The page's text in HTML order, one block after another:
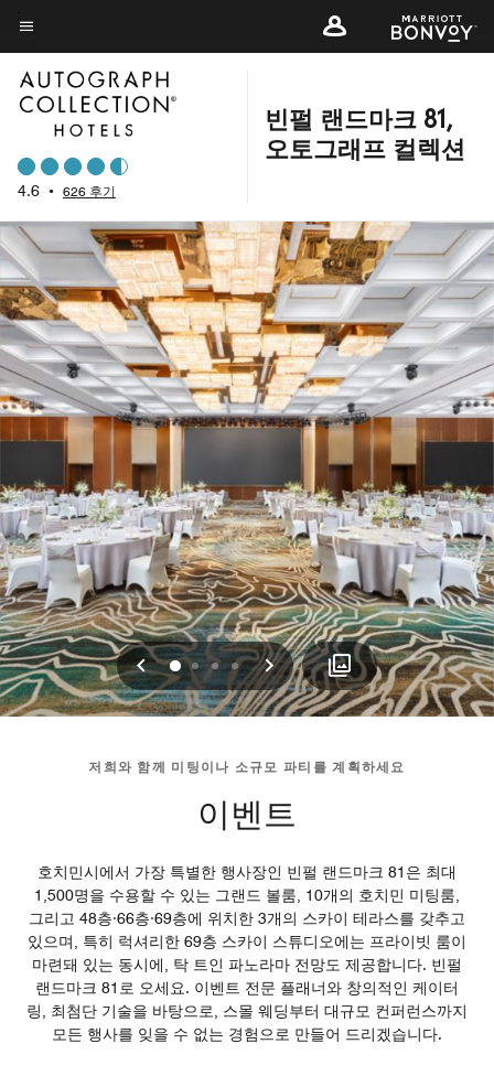
Skip
to
main
content
메뉴 텍스트
4.6 • 626 후기
빈펄 랜드마크 81,
오토그래프 컬렉션
이전
012 3 다음
저희와 함께 미팅이나 소규모 파티를 계획하세요
이벤트
호치민시에서 가장 특별한 행사장인 빈펄 랜드마크 81은 최대
1,500명을 수용할 수 있는 그랜드 볼룸, 10개의 호치민 미팅룸,
그리고 48층·66층·69층에 위치한 3개의 스카이 테라스를 갖추고
있으며, 특히 럭셔리한 69층 스카이 스튜디오에는 프라이빗 룸이
마련돼 있는 동시에, 탁 트인 파노라마 전망도 제공합니다. 빈펄
랜드마크 81로 오세요. 이벤트 전문 플래너와 창의적인 케이터
링, 최첨단 기술을 바탕으로, 스몰 웨딩부터 대규모 컨퍼런스까지
모든 행사를 잊을 수 없는 경험으로 만들어 드리겠습니다.